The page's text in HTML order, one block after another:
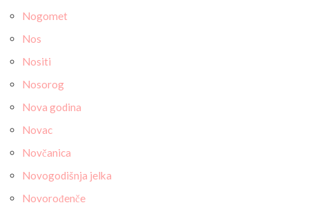
Nogomet
Nos
Nositi
Nosorog
Nova godina
Novac
Novčanica
Novogodišnja jelka
Novorođenče